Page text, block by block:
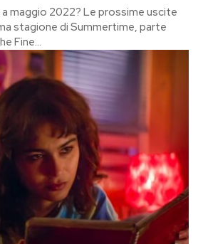
maggio 2022? Le prossime uscite
stagione di Summertime, parte
Fine...